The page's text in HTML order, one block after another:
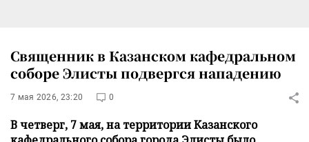
Cвященник в Казанском кафедральном
соборе Элисты подвергся нападению
7 мая 2026, 23:20 0
В четверг, 7 мая, на территории Казанского